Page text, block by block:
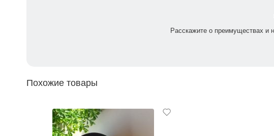
Расскажите о преимуществах и
Похожие товары